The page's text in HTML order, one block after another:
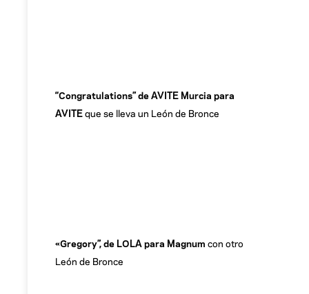
“Congratulations” de AVITE Murcia para
AVITEque se lleva un León de Bronce
«Gregory”, de LOLA para Magnum con otro
León de Bronce